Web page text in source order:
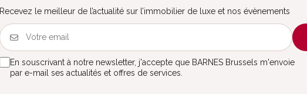
Recevez le meilleur de l’actualité sur l’immobilier de luxe et nos évènements
En souscrivant à notre newsletter, j'accepte que BARNES Brussels m'envoie
par e-mail ses actualités et offres de services.